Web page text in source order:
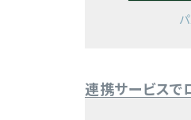
FAQ
連携サービスで